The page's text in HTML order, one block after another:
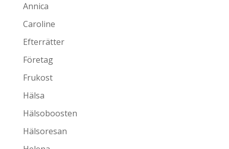
Annica
Caroline
Efterrätter
Företag
Frukost
Hälsa
Hälsoboosten
Hälsoresan